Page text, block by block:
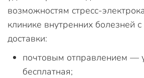
возможностям стресс-
клинике внутренних болезней
доставки:
почтовым отправлением —
бесплатная;